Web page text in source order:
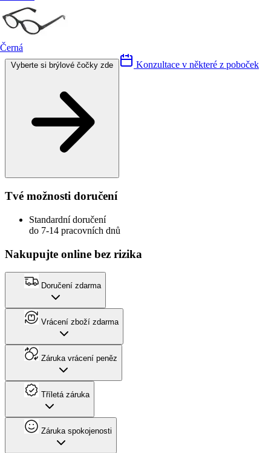
Černá
Konzultace v některé z poboček
Tvé možnosti doručení
Standardní doručení
do 7-14 pracovních dnů
Nakupujte online bez rizika
Doručení zdarma
Vrácení zboží zdarma
Záruka vrácení peněz
Tříletá záruka
Záruka spokojenosti